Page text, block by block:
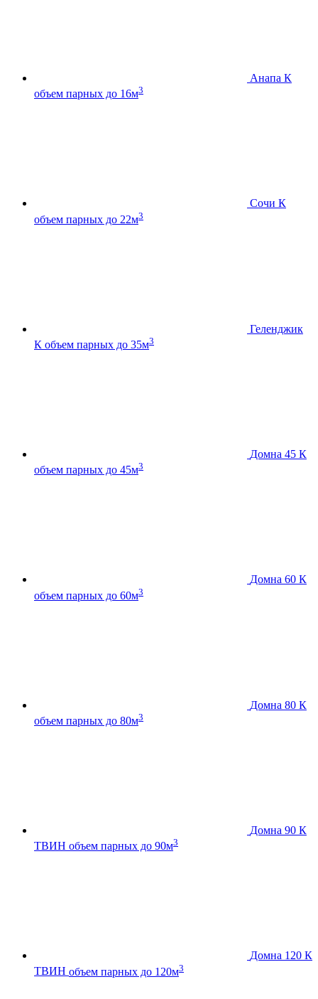
Анапа К
объем парных до 16м3
Сочи К
объем парных до 22м3
Геленджик
К объем парных до 35м3
Домна 45 К
объем парных до 45м3
Домна 60 К
объем парных до 60м3
Домна 80 К
объем парных до 80м3
Домна 90 К
ТВИН объем парных до 90м3
Домна 120 К
ТВИН объем парных до 120м3